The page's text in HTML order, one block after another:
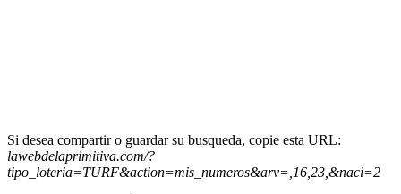
Si desea compartir o guardar su busqueda, copie esta URL:
lawebdelaprimitiva.com/?
tipo_loteria=TURF&action=mis_numeros&arv=,16,23,&naci=2